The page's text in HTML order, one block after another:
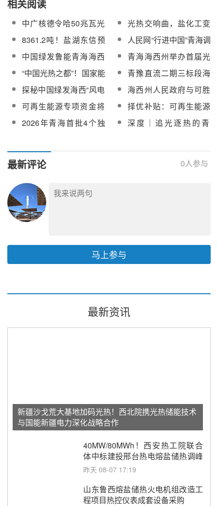
相关阅读
中广核德令哈50兆瓦光
热示范项目为海西州清
洁能源产业发展树立标
杆
光热交响曲，盐化工变
奏乐——海西州谱写绿
色发展新乐章
8361.2吨！盐湖东信预
中标青豫直流二期三标
段海西基地100MW光热
工程熔盐采购项目
人民网“行进中国”青海调
研团走进海西基地10万
千瓦光热工程
中国绿发鲁能青海海西
多能互补光热电站：逐
光而行的绿色答卷
青海海西州举办首届光
热行业职工职业技能竞
赛
“中国光热之都”！国家能
源局支持海西州打造全
国光热产业发展高地
青豫直流二期三标段海
西基地100MW光热工程
熔盐采购成交结果公示
探秘中国绿发海西“风电
+光伏+光热+储能”多能
互补集成优化示范工程
海西州人民政府与可胜
技术签署战略合作协议
可再生能源专项资金将
引入市场机制择优分配
择优补贴：可再生能源
专项资金管理新亮点
2026年青海首批4个独
深度｜追光逐热的青
最新评论 0人参与
马上参与
最新资讯
新疆沙戈荒大基地加码光热！西北院携光热储能技术
与国能新疆电力深化战略合作
40MW/80MWh！西安热工院联合
体中标建投邢台热电熔盐储热调峰
调频改造EPC项目
昨天 08-07 17:19
山东鲁西熔盐储热火电机组改造工
程项目热控仪表成套设备采购